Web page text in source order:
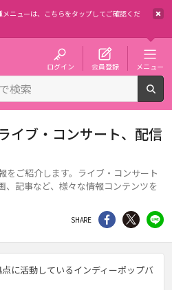
ニューは、
こちらをタップしてご確認くだ
ログイン 会員登録 メニュー
イブ・コンサート、配信
ご紹介します。ライブ・コンサート
、記事など、様々な情報コンテンツを
SHARE シェア Twitter
に活動しているインディーポップバ